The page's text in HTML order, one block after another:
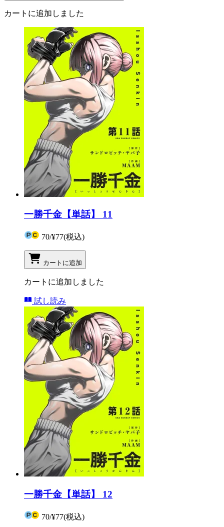
カートに追加しました
一勝千金【単話】 11
70/¥77(税込)
カートに追加
カートに追加しました
試し読み
一勝千金【単話】 12
70/¥77(税込)